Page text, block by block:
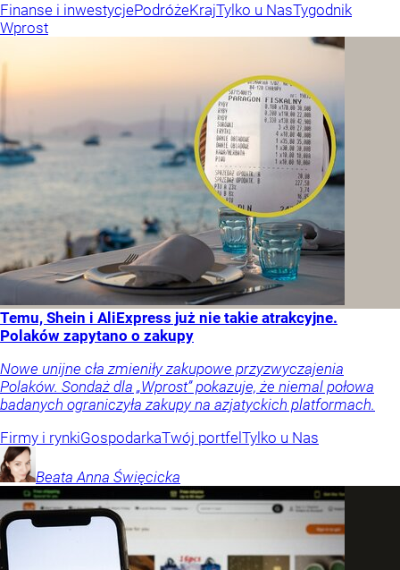
Finanse i inwestycjePodróżeKrajTylko u NasTygodnik
Wprost
Temu, Shein i AliExpress już nie takie atrakcyjne.
Polaków zapytano o zakupy
Nowe unijne cła zmieniły zakupowe przyzwyczajenia
Polaków. Sondaż dla „Wprost” pokazuje, że niemal połowa
badanych ograniczyła zakupy na azjatyckich platformach.
Firmy i rynkiGospodarkaTwój portfel Tylko u Nas
Beata Anna Święcicka